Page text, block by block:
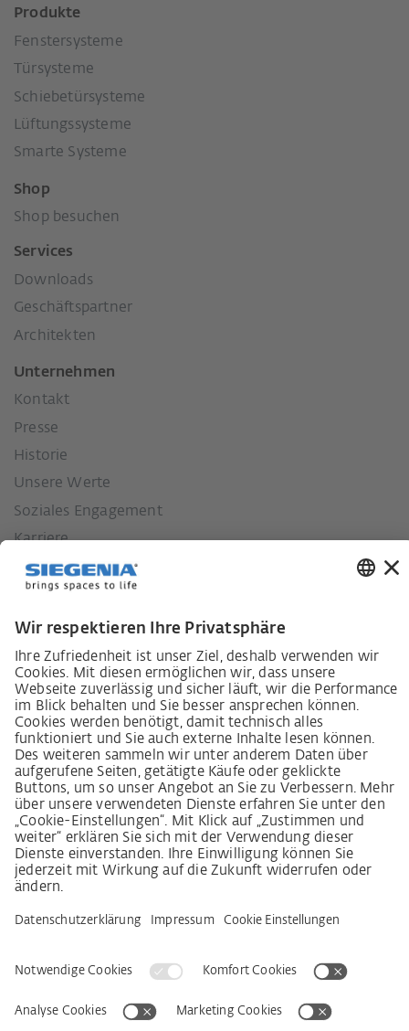
Produkte
Fenstersysteme
Türsysteme
Schiebetürsysteme
Lüftungssysteme
Smarte Systeme
Shop
Shop besuchen
Services
Downloads
Geschäftspartner
Architekten
Unternehmen
Kontakt
Presse
Historie
Unsere Werte
Soziales Engagement
Karriere
Lieferkettensorgfaltspflichtengesetz
Lieferantenkodex
LkSG-Merkblatt für Lieferanten
Grundsatzerklärung Menschenrechtsstrategie
Beschwerdeverfahren
Impressum
Erklärung zur Barrierefreiheit